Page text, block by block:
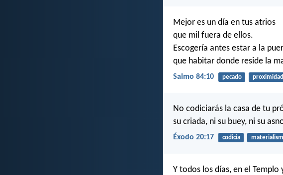
Mejor es un día en tus atrios
que mil fuera de ellos.
Escogería antes estar a la
que habitar donde reside la
Salmo 84:10 pecado proximidad
No codiciarás la casa de tu
su criada, ni su buey, ni su
Éxodo 20:17 codicia
Y todos los días, en el